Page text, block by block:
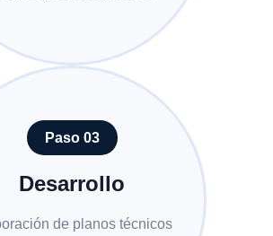
Paso 03
Desarrollo
de planos técnicos